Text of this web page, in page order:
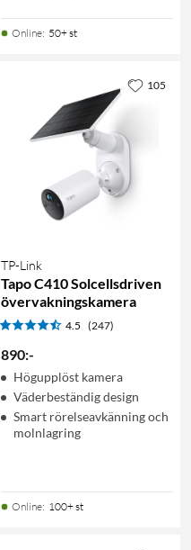
Online: 50+ st
TP-Link
Tapo C410 Solcellsdriven
övervakningskamera
4.5 (247)
890:-
Högupplöst kamera
Väderbeständig design
Smart rörelseavkänning och
molnlagring
Online: 100+ st
105